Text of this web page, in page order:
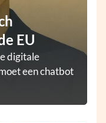
EU
digitale
een chatbot